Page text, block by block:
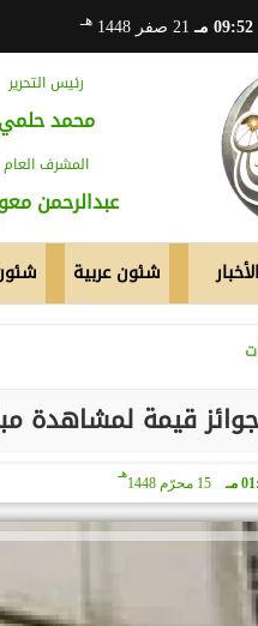
09:52 مـ 21 صفر 1448 هـ
رئيس التحرير
محمد حلمي
المشرف العام
عبدالرحمن
الأخبار شئون عربية
جوائز قيمة لمشاهدة
مـ 15 محرّم 1448
هـ